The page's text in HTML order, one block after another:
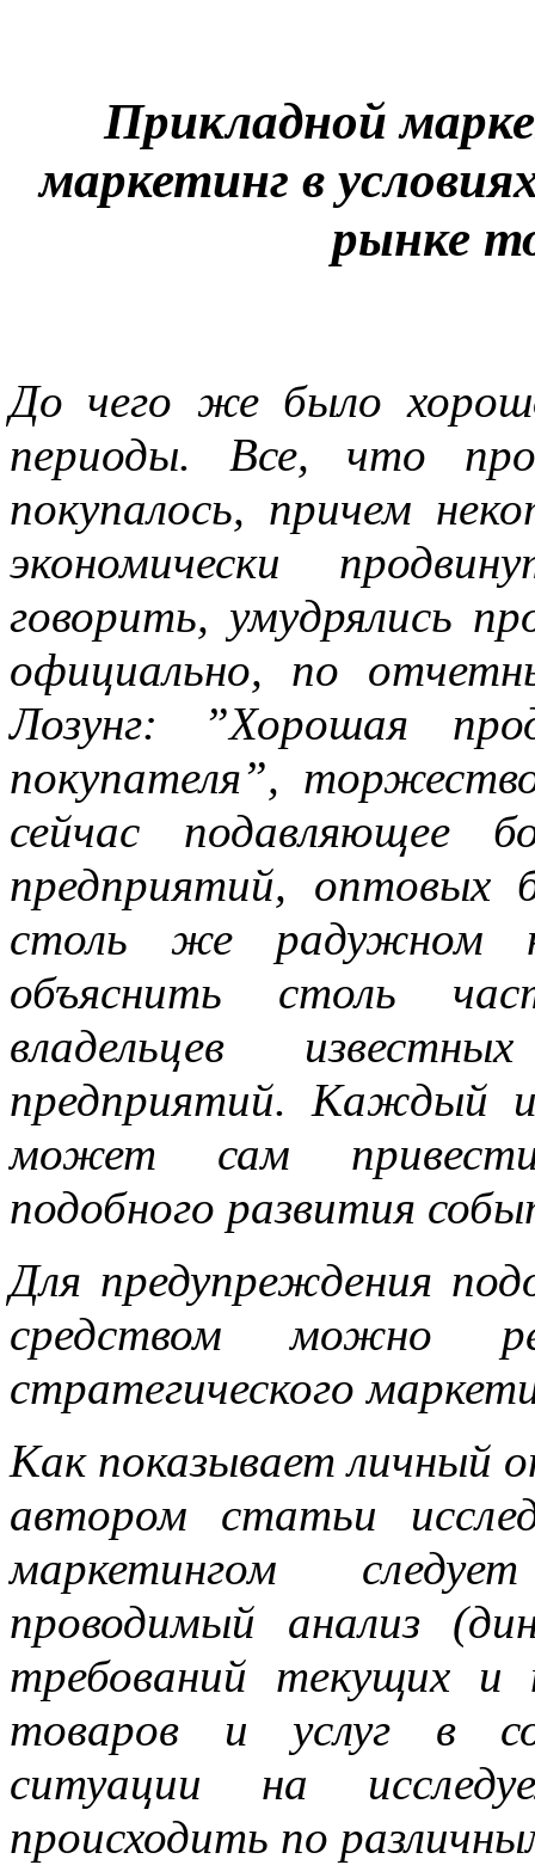
Прикладной
маркетинг в
рынке
До чего же было
периоды. Все, что
покупалось, причем
экономически
говорить, умудрялись
официально, по
Лозунг: ”Хорошая
покупателя”,
сейчас подавляющее
предприятий, оптовых
столь же радужном
объяснить столь
владельцев
предприятий. Каждый
может сам привести
подобного развития
Для предупреждения
средством можно
стратегического
Как показывает личный
автором статьи
маркетингом
проводимый анализ
требований текущих и
товаров и услуг в
ситуации на
происходить по